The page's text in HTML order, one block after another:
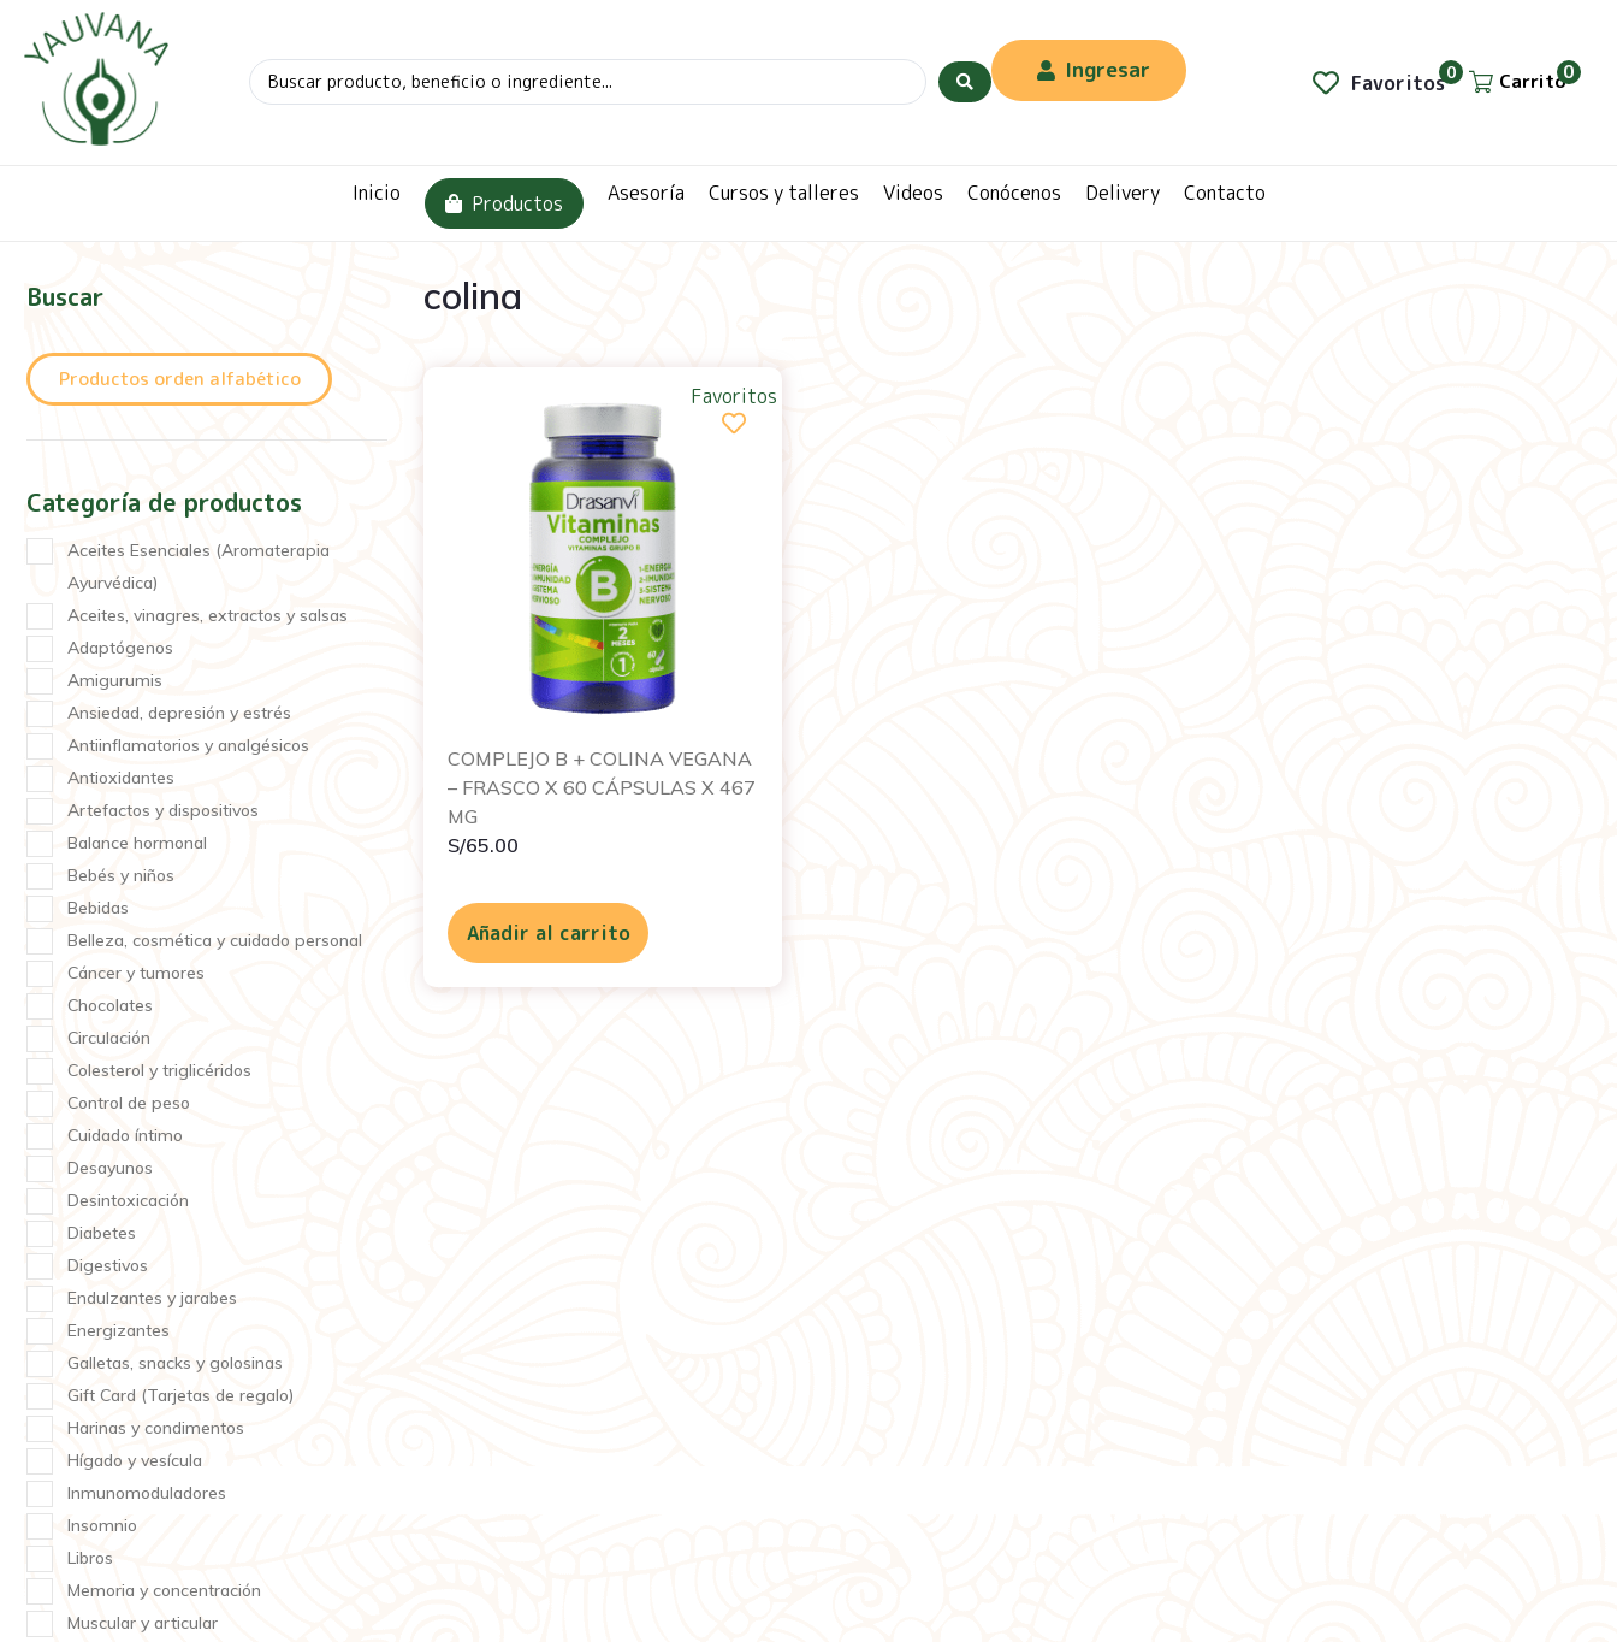
Ingresar Favoritos0 Carrito0
Inicio Productos Asesoría Cursos y talleres Videos Conócenos Delivery Contacto
Buscar
Productos orden alfabético
Categoría de productos
Aceites Esenciales (Aromaterapia
Ayurvédica)
Aceites, vinagres, extractos y salsas
Adaptógenos
Amigurumis
Ansiedad, depresión y estrés
Antiinflamatorios y analgésicos
Antioxidantes
Artefactos y dispositivos
Balance hormonal
Bebés y niños
Bebidas
Belleza, cosmética y cuidado personal
Cáncer y tumores
Chocolates
Circulación
Colesterol y triglicéridos
Control de peso
Cuidado íntimo
Desayunos
Desintoxicación
Diabetes
Digestivos
Endulzantes y jarabes
Energizantes
Galletas, snacks y golosinas
Gift Card (Tarjetas de regalo)
Harinas y condimentos
Hígado y vesícula
Inmunomoduladores
Insomnio
Libros
Memoria y concentración
Muscular y articular
colina
COMPLEJO B + COLINA VEGANA
– FRASCO X 60 CÁPSULAS X 467
MG
S/65.00
Añadir al carrito
Favoritos